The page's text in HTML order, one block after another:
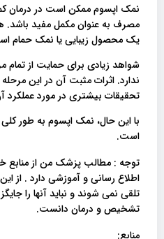
نمک اپسوم ممکن است در درمان
مصرف به عنوان مکمل مفید باشد.
یک محصول زیبایی یا نمک حمام
شواهد زیادی برای حمایت از
ندارد. اثرات مثبت آن در این
تحقیقات بیشتری در مورد عملکرد
با این حال، نمک اپسوم به طور
است.
توجه : مطالب پزشک من از منابع
اطلاع رسانی و آموزشی دارد . از
تلقی نمی شوند و نباید آنها را
تشخیص و درمان دانست.
منابع: